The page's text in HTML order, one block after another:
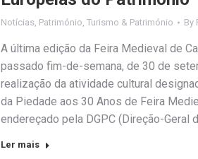
Notícias, Património, Turismo & Património By
A última edição da Feira Medieval de
passado fim-de-semana, de 30 de
realização da atividade cultural
da Piedade aos 30 Anos de Feira
endereçado pela DGPC (Direção-Geral
Ler mais